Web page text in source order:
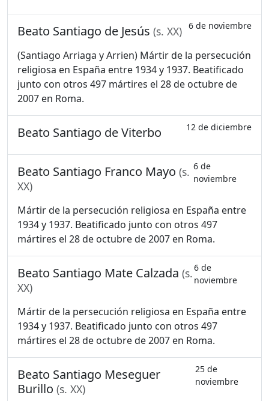
Beato Santiago de Jesús (s. XX) 6 de noviembre
(Santiago Arriaga y Arrien) Mártir de la persecución
religiosa en España entre 1934 y 1937. Beatificado
junto con otros 497 mártires el 28 de octubre de
2007 en Roma.
Beato Santiago de Viterbo 12 de diciembre
Beato Santiago Franco Mayo (s.
XX)
6 de
noviembre
Mártir de la persecución religiosa en España entre
1934 y 1937. Beatificado junto con otros 497
mártires el 28 de octubre de 2007 en Roma.
Beato Santiago Mate Calzada (s.
XX)
6 de
noviembre
Mártir de la persecución religiosa en España entre
1934 y 1937. Beatificado junto con otros 497
mártires el 28 de octubre de 2007 en Roma.
Beato Santiago Meseguer
Burillo (s. XX)
25 de
noviembre